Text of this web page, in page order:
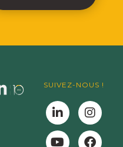
SUIVEZ-NOUS !